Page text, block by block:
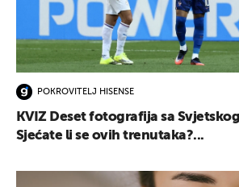
POKROVITELJ HISENSE
KVIZ Deset fotografija sa
Sjećate li se ovih trenutaka?...